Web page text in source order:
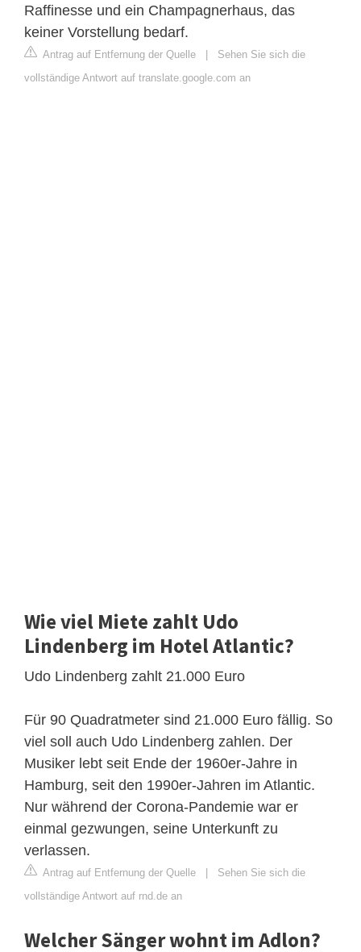
Raffinesse und ein Champagnerhaus, das
keiner Vorstellung bedarf.
Antrag auf Entfernung der Quelle | Sehen Sie sich die
vollständige Antwort auf translate.google.com an
Wie viel Miete zahlt Udo
Lindenberg im Hotel Atlantic?
Udo Lindenberg zahlt 21.000 Euro
Für 90 Quadratmeter sind 21.000 Euro fällig. So
viel soll auch Udo Lindenberg zahlen. Der
Musiker lebt seit Ende der 1960er-Jahre in
Hamburg, seit den 1990er-Jahren im Atlantic.
Nur während der Corona-Pandemie war er
einmal gezwungen, seine Unterkunft zu
verlassen.
Antrag auf Entfernung der Quelle | Sehen Sie sich die
vollständige Antwort auf rnd.de an
Welcher Sänger wohnt im Adlon?